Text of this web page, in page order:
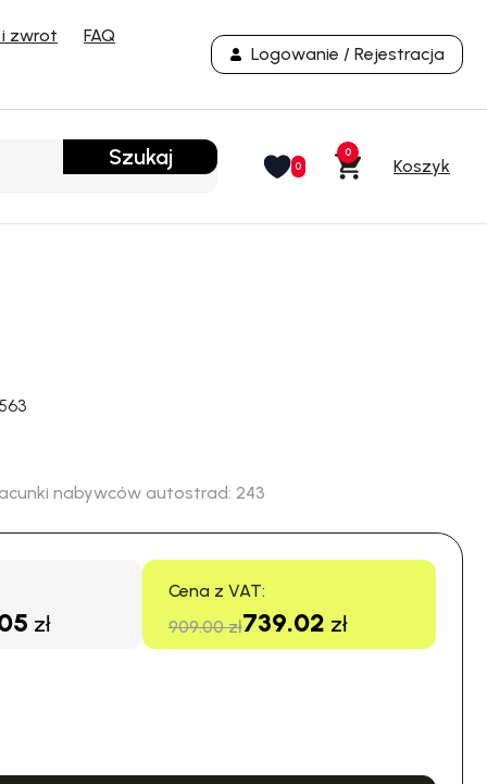
zwrot
FAQ
Logowanie / Rejestracja
Szukaj 0
0
nabywców autostrad: 243
zł
Cena z VAT:
909.00 zł739.02 zł